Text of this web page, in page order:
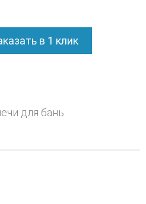
в 1 клик
для бань